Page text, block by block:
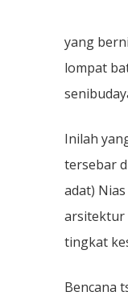
yang
lompat
Inilah
tersebar
adat)
arsitektur
tingkat
Bencana